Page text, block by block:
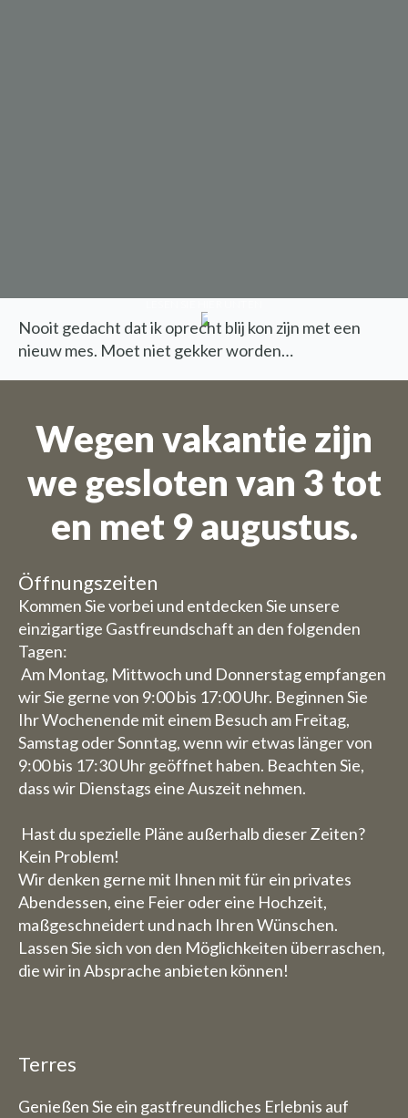
Nooit gedacht dat ik oprecht blij kon zijn met een
nieuw mes. Moet niet gekker worden…
Wegen vakantie zijn
we gesloten van 3 tot
en met 9 augustus.
Öffnungszeiten
Kommen Sie vorbei und entdecken Sie unsere
einzigartige Gastfreundschaft an den folgenden
Tagen:
Am Montag, Mittwoch und Donnerstag empfangen
wir Sie gerne von 9:00 bis 17:00 Uhr. Beginnen Sie
Ihr Wochenende mit einem Besuch am Freitag,
Samstag oder Sonntag, wenn wir etwas länger von
9:00 bis 17:30 Uhr geöffnet haben. Beachten Sie,
dass wir Dienstags eine Auszeit nehmen.
Hast du spezielle Pläne außerhalb dieser Zeiten?
Kein Problem!
Wir denken gerne mit Ihnen mit für ein privates
Abendessen, eine Feier oder eine Hochzeit,
maßgeschneidert und nach Ihren Wünschen.
Lassen Sie sich von den Möglichkeiten überraschen,
die wir in Absprache anbieten können!
Terres
Genießen Sie ein gastfreundliches Erlebnis auf